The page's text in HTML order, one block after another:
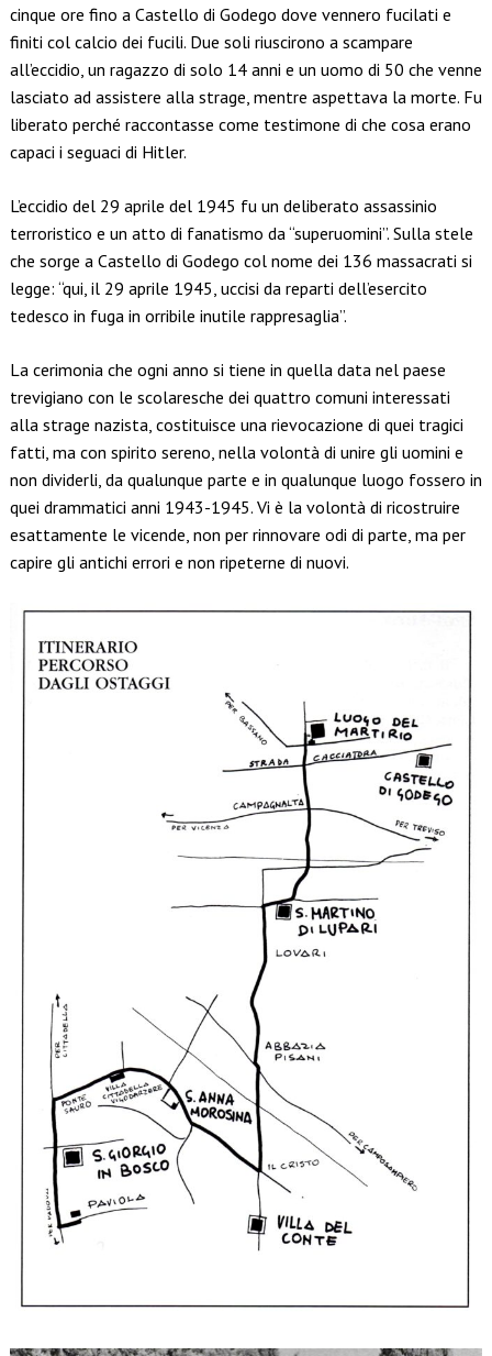
cinque ore fino a Castello di Godego dove vennero fucilati e
finiti col calcio dei fucili. Due soli riuscirono a scampare
all’eccidio, un ragazzo di solo 14 anni e un uomo di 50 che venne
lasciato ad assistere alla strage, mentre aspettava la morte. Fu
liberato perché raccontasse come testimone di che cosa erano
capaci i seguaci di Hitler.
L’eccidio del 29 aprile del 1945 fu un deliberato assassinio
terroristico e un atto di fanatismo da “superuomini”. Sulla stele
che sorge a Castello di Godego col nome dei 136 massacrati si
legge: “qui, il 29 aprile 1945, uccisi da reparti dell’esercito
tedesco in fuga in orribile inutile rappresaglia”.
La cerimonia che ogni anno si tiene in quella data nel paese
trevigiano con le scolaresche dei quattro comuni interessati
alla strage nazista, costituisce una rievocazione di quei tragici
fatti, ma con spirito sereno, nella volontà di unire gli uomini e
non dividerli, da qualunque parte e in qualunque luogo fossero in
quei drammatici anni 1943-1945. Vi è la volontà di ricostruire
esattamente le vicende, non per rinnovare odi di parte, ma per
capire gli antichi errori e non ripeterne di nuovi.